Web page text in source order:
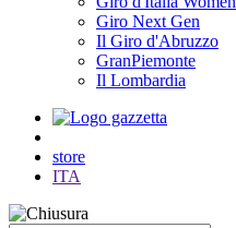
Giro Next Gen
Il Giro d'Abruzzo
GranPiemonte
Il Lombardia
store
ITA